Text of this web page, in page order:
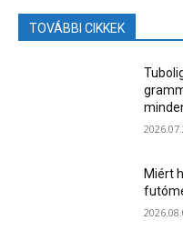
TOVÁBBI CIKKEK
Miért